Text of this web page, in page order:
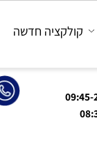
קולקציה חדשה